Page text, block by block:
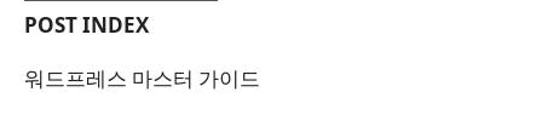
POST INDEX
워드프레스 마스터 가이드